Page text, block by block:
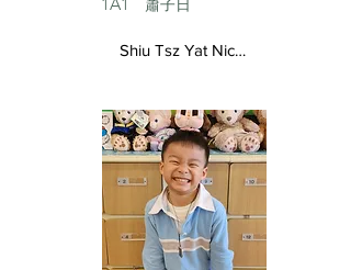
Shiu Tsz Yat Nicolas